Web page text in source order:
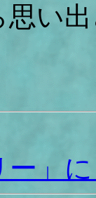
思い
ー」